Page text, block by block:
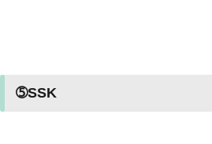
➄SSK